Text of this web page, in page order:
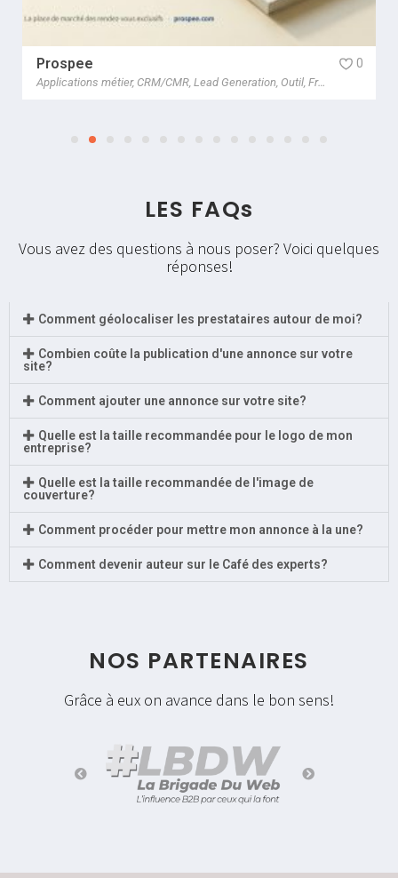
SEA/SMM/SMO, Social Ads,Webmarketing,Freelance,France
Prospee
Applications métier, CRM/CMR, Lead Generation, Outil, France
0
LES FAQs
Vous avez des questions à nous poser? Voici quelques
réponses!
Comment géolocaliser les prestataires autour de moi?
Combien coûte la publication d'une annonce sur votre
site?
Comment ajouter une annonce sur votre site?
Quelle est la taille recommandée pour le logo de mon
entreprise?
Quelle est la taille recommandée de l'image de
couverture?
Comment procéder pour mettre mon annonce à la une?
Comment devenir auteur sur le Café des experts?
NOS PARTENAIRES
Grâce à eux on avance dans le bon sens!